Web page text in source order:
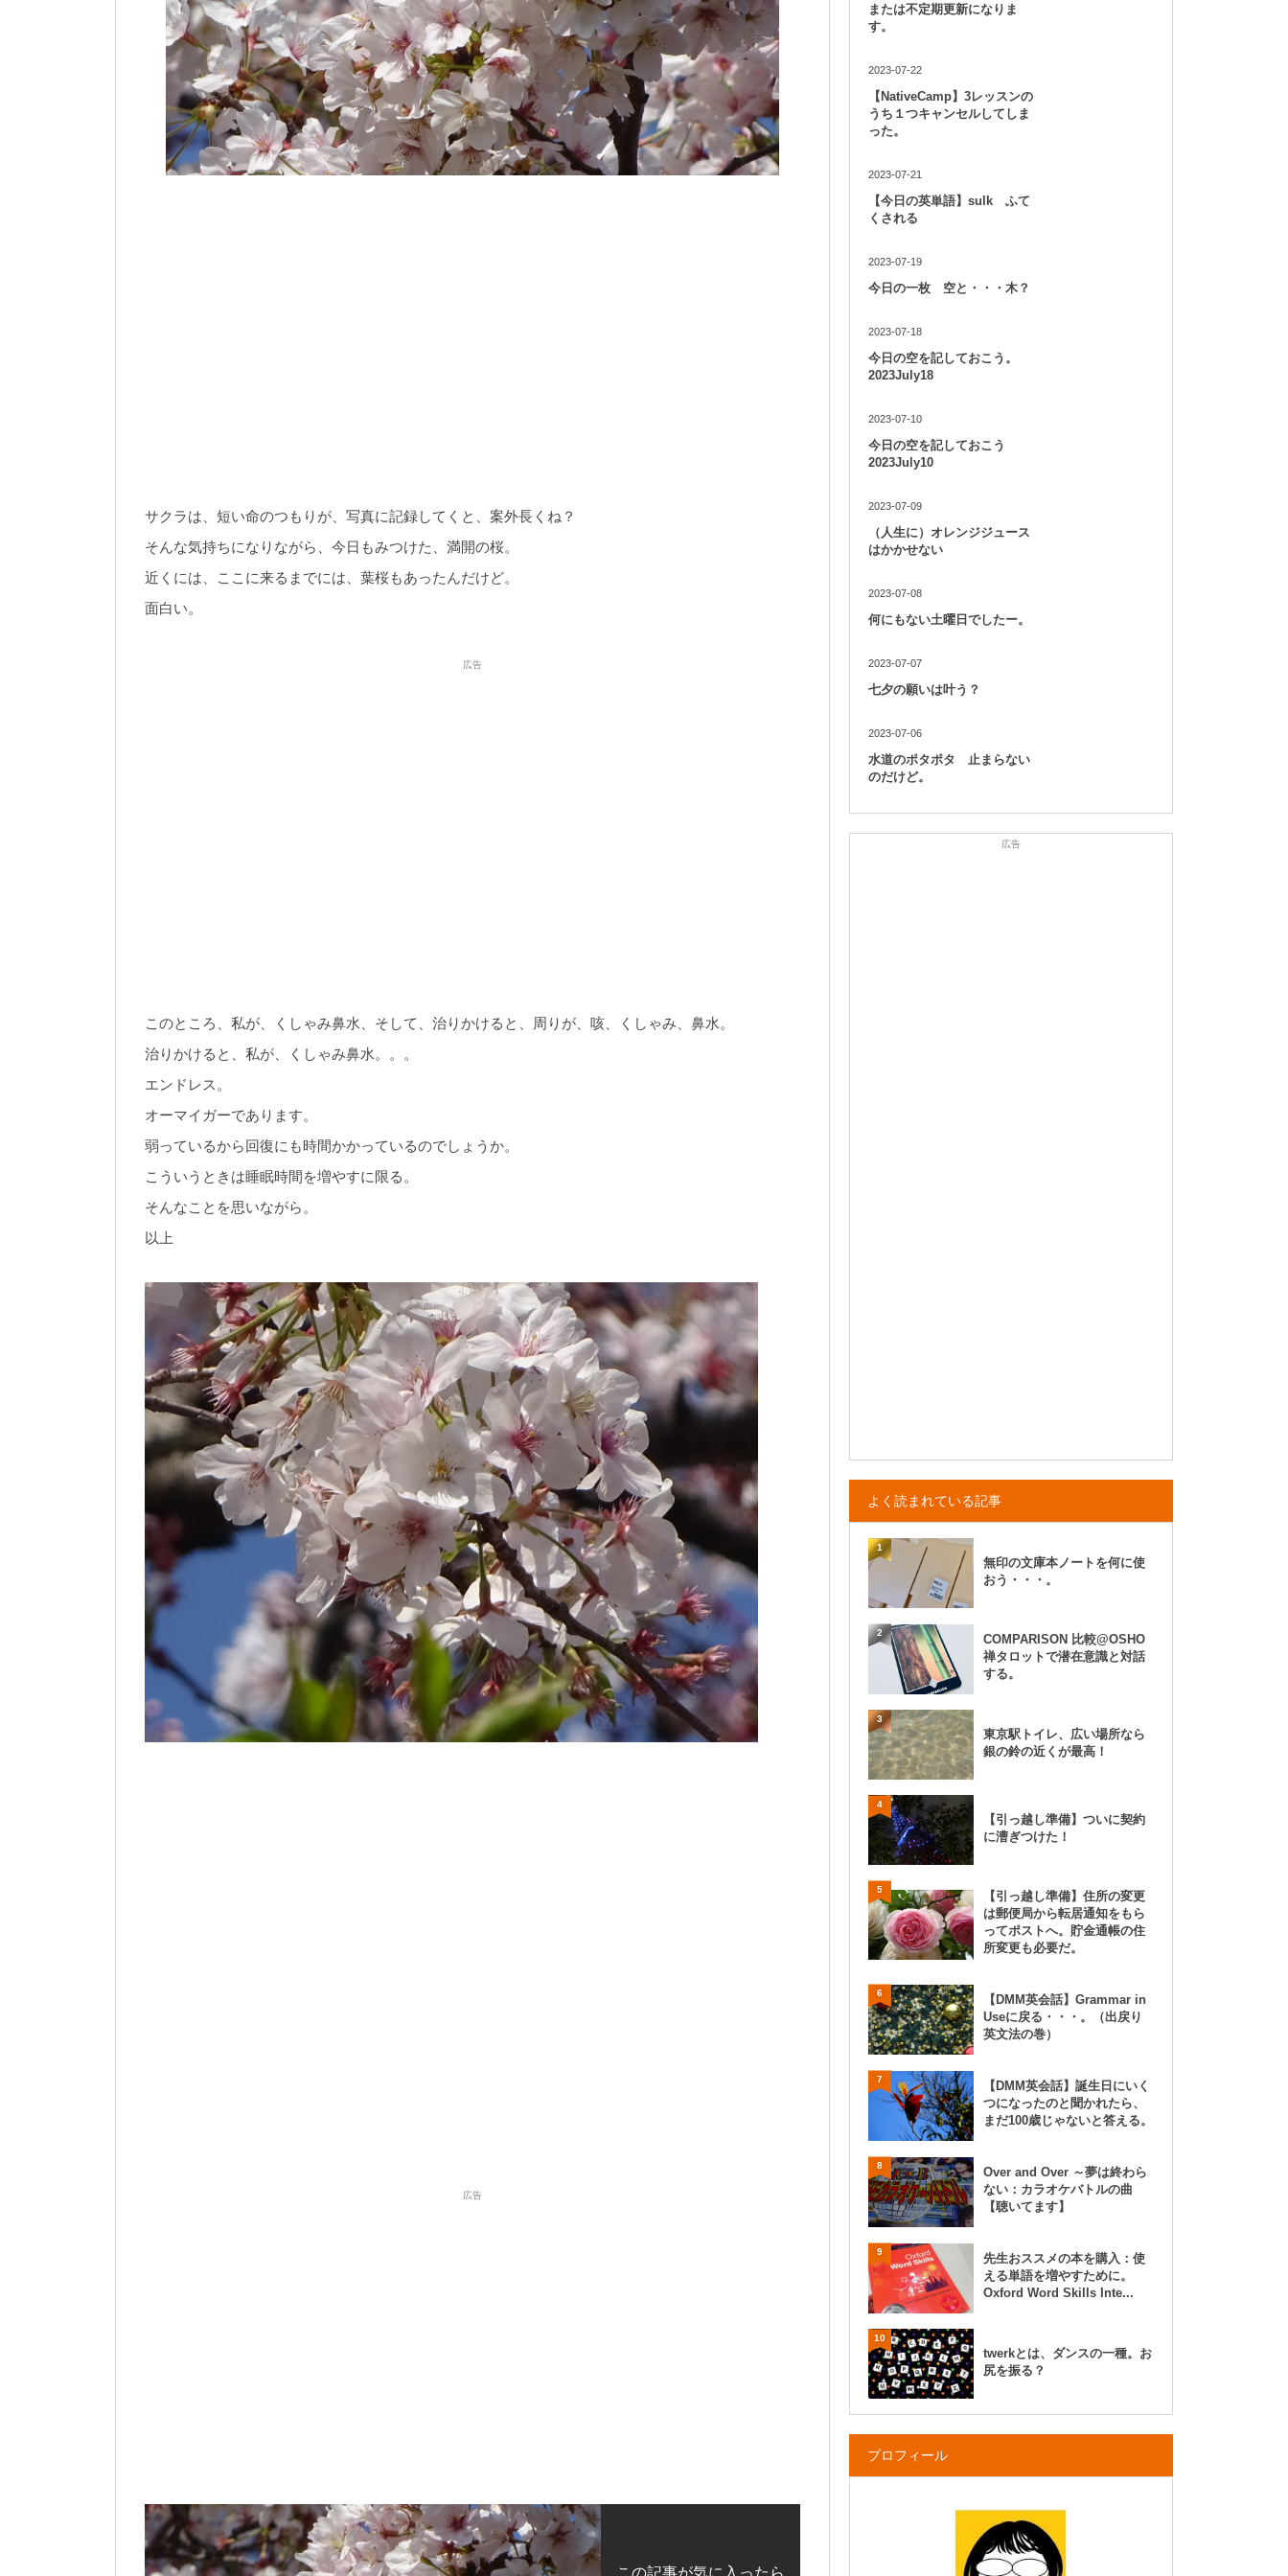
サクラは、短い命のつもりが、写真に記録してくと、案外長くね？
そんな気持ちになりながら、今日もみつけた、満開の桜。
近くには、ここに来るまでには、葉桜もあったんだけど。
面白い。
広告
このところ、私が、くしゃみ鼻水、そして、治りかけると、周りが、咳、くしゃみ、鼻水。
治りかけると、私が、くしゃみ鼻水。。。
エンドレス。
オーマイガーであります。
弱っているから回復にも時間かかっているのでしょうか。
こういうときは睡眠時間を増やすに限る。
そんなことを思いながら。
以上
広告
または不定期更新になりま
す。
2023-07-22
【NativeCamp】3レッスンの
うち１つキャンセルしてしま
った。
2023-07-21
【今日の英単語】sulk ふて
くされる
2023-07-19
今日の一枚 空と・・・木？
2023-07-18
今日の空を記しておこう。
2023July18
2023-07-10
今日の空を記しておこう
2023July10
2023-07-09
（人生に）オレンジジュース
はかかせない
2023-07-08
何にもない土曜日でしたー。
2023-07-07
七夕の願いは叶う？
2023-07-06
水道のポタポタ 止まらない
のだけど。
広告
よく読まれている記事
1
無印の文庫本ノートを何に使
おう・・・。
2
COMPARISON 比較@OSHO
禅タロットで潜在意識と対話
する。
3
東京駅トイレ、広い場所なら
銀の鈴の近くが最高！
4
【引っ越し準備】ついに契約
に漕ぎつけた！
5
【引っ越し準備】住所の変更
は郵便局から転居通知をもら
ってポストへ。貯金通帳の住
所変更も必要だ。
6
【DMM英会話】Grammar in
Useに戻る・・・。（出戻り
英文法の巻）
7
【DMM英会話】誕生日にいく
つになったのと聞かれたら、
まだ100歳じゃないと答える。
8
Over and Over ～夢は終わら
ない：カラオケバトルの曲
【聴いてます】
9
先生おススメの本を購入：使
える単語を増やすために。
Oxford Word Skills Inte...
10
twerkとは、ダンスの一種。お
尻を振る？
プロフィール